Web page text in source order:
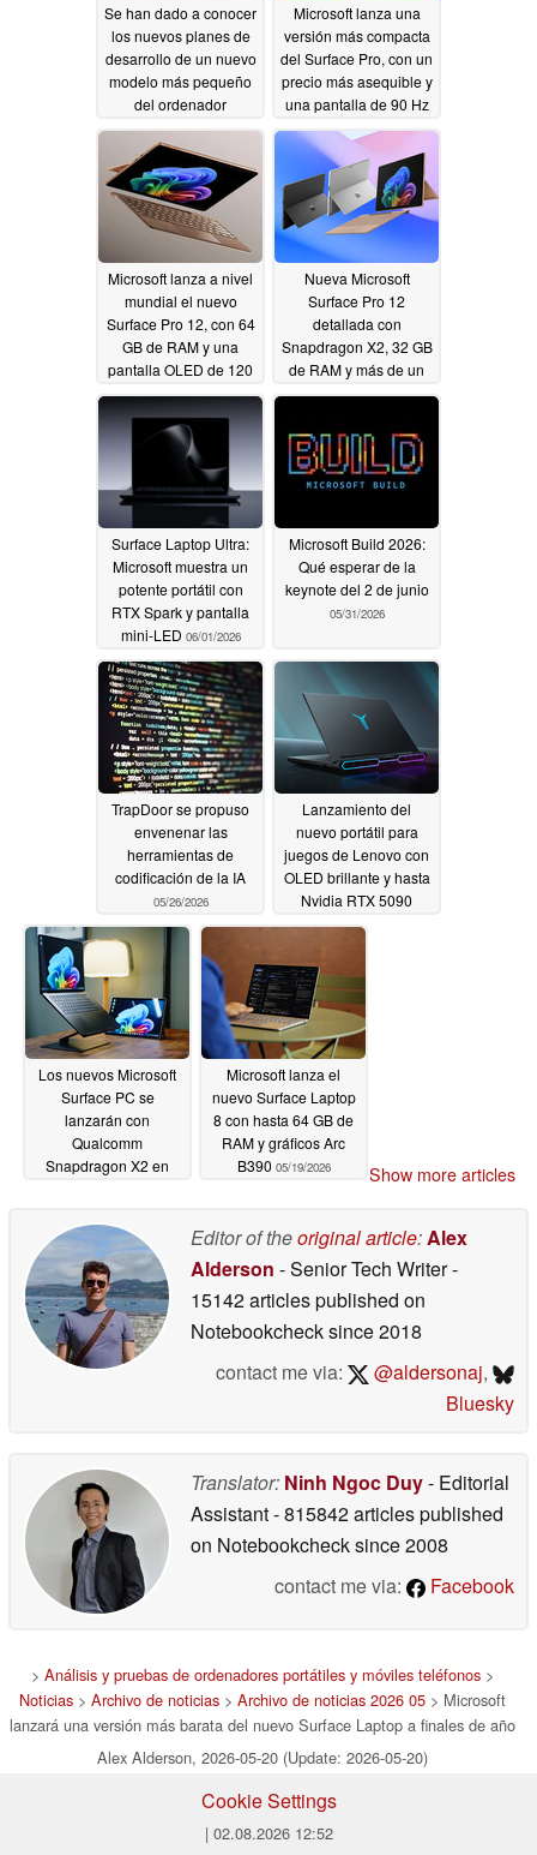
Se han dado a conocer
los nuevos planes de
desarrollo de un nuevo
modelo más pequeño
del ordenador
Microsoft Surface tras
los recientes
lanzamientos07/01/2026
Microsoft lanza una
versión más compacta
del Surface Pro, con un
precio más asequible y
una pantalla de 90 Hz
06/24/2026
Microsoft lanza a nivel
mundial el nuevo
Surface Pro 12, con 64
GB de RAM y una
pantalla OLED de 120
Hz06/17/2026
Nueva Microsoft
Surface Pro 12
detallada con
Snapdragon X2, 32 GB
de RAM y más de un
10% más de batería
06/03/2026
Surface Laptop Ultra:
Microsoft muestra un
potente portátil con
RTX Spark y pantalla
mini-LED 06/01/2026
Microsoft Build 2026:
Qué esperar de la
keynote del 2 de junio
05/31/2026
TrapDoor se propuso
envenenar las
herramientas de
codificación de la IA
05/26/2026
Lanzamiento del
nuevo portátil para
juegos de Lenovo con
OLED brillante y hasta
Nvidia RTX 5090
05/20/2026
Los nuevos Microsoft
Surface PC se
lanzarán con
Qualcomm
Snapdragon X2 en
Microsoft lanza el
nuevo Surface Laptop
8 con hasta 64 GB de
RAM y gráficos Arc
B390 05/19/2026 Show more articles
Editor of theoriginal article:Alex
Alderson - Senior Tech Writer-
15142 articles published on
Notebookchecksince 2018
contact me via:
@aldersonaj,
Bluesky
Translator: Ninh Ngoc Duy- Editorial
Assistant- 815842 articles published
on Notebookchecksince 2008
contact me via:
Facebook
> Análisis y pruebas de ordenadores portátiles y móviles teléfonos >
Noticias > Archivo de noticias > Archivo de noticias 2026 05 > Microsoft
lanzará una versión más barata del nuevo Surface Laptop a finales de año
Alex Alderson, 2026-05-20 (Update: 2026-05-20)
Cookie Settings
| 02.08.2026 12:52